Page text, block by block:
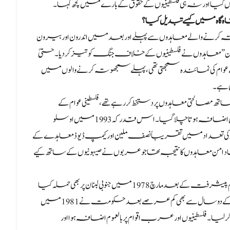
اور نہ ہی فلسطینیوں کے حقوق کے بارے میں کچھ کہا۔
میں کیسے تبدیل کیا؟
معاہدوں سے پہلے اور بعد میں اندرون اور بیرون
معاہدوں نے فلسطینیوں کے خلاف جنگ کو تیز کر دیا۔ حتیٰ
نمائندہ سمجھتی تھی، پہلے سمجھوتہ کرنے والوں میں
ہے۔
معاہدوں پر دستخط کر رہے تھے، فلسطینی عوام کے
خلاف حکومت کی بربریت اور ان کی سرزمین پر قبضے میں اضافہ ہوتا چلا گیا۔ اس قدر کہ 1993 میں اوسلو
کی تعداد میں تقریباً نصف ملین اور کیمپ ڈیوڈ معاہدے کے
نہاد امن معاہدوں کا نتیجہ تھا جو عربوں نے صیہونیوں کے ساتھ کیے
صیہونی حکومت نے مصر کے ساتھ خفیہ مذاکرات میں اہم پیشرفت کے بعد مارچ 1978 میں جنوبی لبنان پر بھی حملہ کیا
اور مصر اور اسرائیل کے درمیان مفاہمتی معاہدے پر دستخط کے دو سال سے بھی کم عرصے بعد حکومت نے 1981 میں
فلسطینیوں اور عرب اقوام پر بالعموم اضافہ ہوا اور